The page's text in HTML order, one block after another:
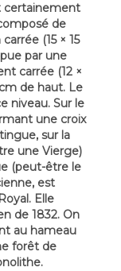
certainement
de
(15 × 15
par une
carrée (12 ×
de haut. Le
niveau. Sur le
une croix
sur la
une Vierge)
(peut-être le
est
Elle
de 1832. On
au hameau
forêt de